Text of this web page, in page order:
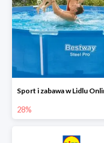
28%